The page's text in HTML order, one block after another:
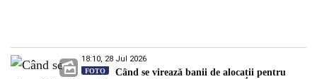
18:10, 28 Jul 2026
FOTO
Când se virează banii de alocații pentru